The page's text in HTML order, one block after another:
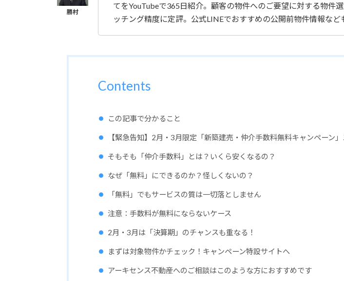
てをYouTubeで365日紹介。顧客の物件へのご要望に対する物件
ッチング精度に定評。公式LINEでおすすめの公開前物件情報など
Contents
この記事で分かること
【緊急告知】2月・3月限定「新築建売・仲介手数料無料キャンペーン
そもそも「仲介手数料」とは？いくら安くなるの？
なぜ「無料」にできるのか？怪しくないの？
「無料」でもサービスの質は一切落としません
注意：手数料が無料にならないケース
2月・3月は「決算期」のチャンスも重なる！
まずは対象物件かチェック！キャンペーン特設サイトへ
アーキセンス不動産へのご相談はこのような方におすすめです